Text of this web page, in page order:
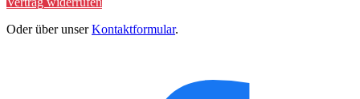
Oder über unserKontaktformular.